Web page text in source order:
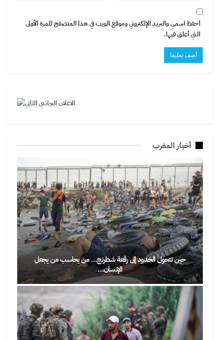
احفظ اسمي والبريد الإلكتروني وموقع الويب في هذا المتصفح للمرة الأولى
التي أعلق فيها.
أخبار المغرب
حين تتحول الحدود إلى رقعة شطرنج… من يحاسب من يجعل
الإنسان…